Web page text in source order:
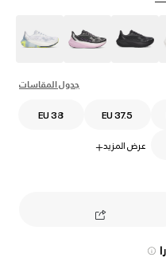
جدول المقاسات
EU 37.5
EU 38
عرض المزيد+